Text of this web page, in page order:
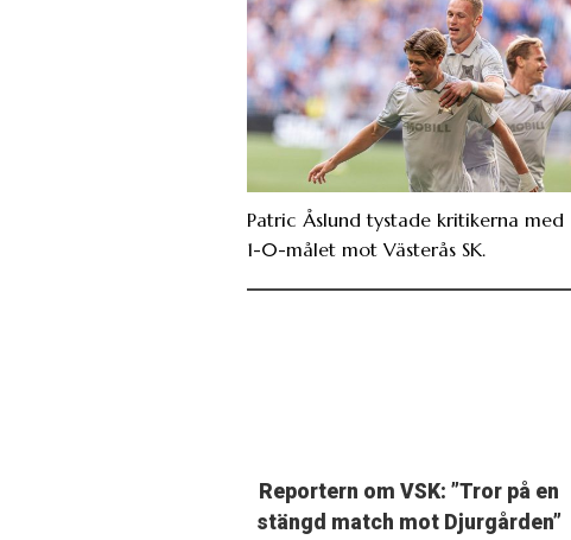
Patric Åslund tystade kritikerna med
1-0-målet mot Västerås SK.
Reportern om VSK: ”Tror på en
stängd match mot Djurgården”